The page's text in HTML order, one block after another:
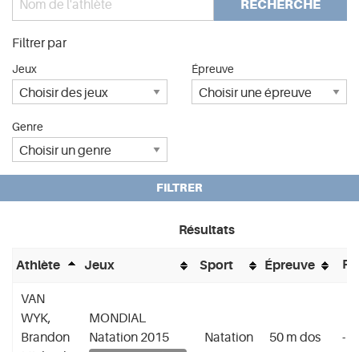
RECHERCHE
Filtrer par
Jeux Épreuve
Genre
FILTRER
Résultats
Athlète Jeux Sport Épreuve
VAN
WYK,
Brandon
MONDIAL
Natation 2015
Natation 50 m dos -